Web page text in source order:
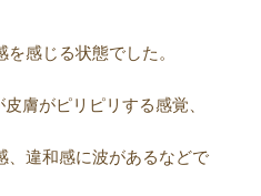
感じる状態でした。
膚がピリピリする感覚、
、違和感に波があるなどで